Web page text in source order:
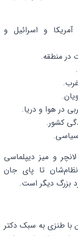
و اسرائیل و
در منطقه.
در هوا و دریا.
کشور.
و میز دیپلماسی
تا پای جان
بزرگ دیگر است.
با طنزی به سبک دکتر